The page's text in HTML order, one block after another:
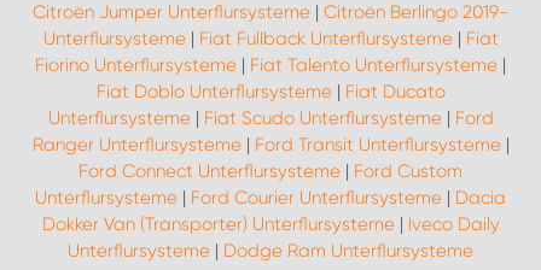
Citroën Jumper Unterflursysteme | Citroën Berlingo 2019-
Unterflursysteme| Fiat Fullback Unterflursysteme| Fiat
Fiorino Unterflursysteme | Fiat Talento Unterflursysteme |
Fiat Doblo Unterflursysteme| Fiat Ducato
Unterflursysteme| Fiat Scudo Unterflursysteme| Ford
Ranger Unterflursysteme| Ford Transit Unterflursysteme|
Ford Connect Unterflursysteme | Ford Custom
Unterflursysteme | Ford Courier Unterflursysteme | Dacia
Dokker Van (Transporter) Unterflursysteme| Iveco Daily
Unterflursysteme | Dodge Ram Unterflursysteme